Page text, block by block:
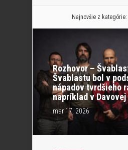
Najnovšie z kategórie:
Rozhovor –
Švablastu bol v
nápadov tvrdšieho
napríklad v Davovej
mar 17, 2026